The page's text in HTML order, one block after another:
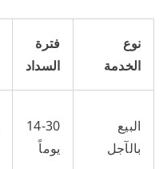
نوع
الخدمة
فترة
السداد
البيع
بالآجل
14-30
يوماً